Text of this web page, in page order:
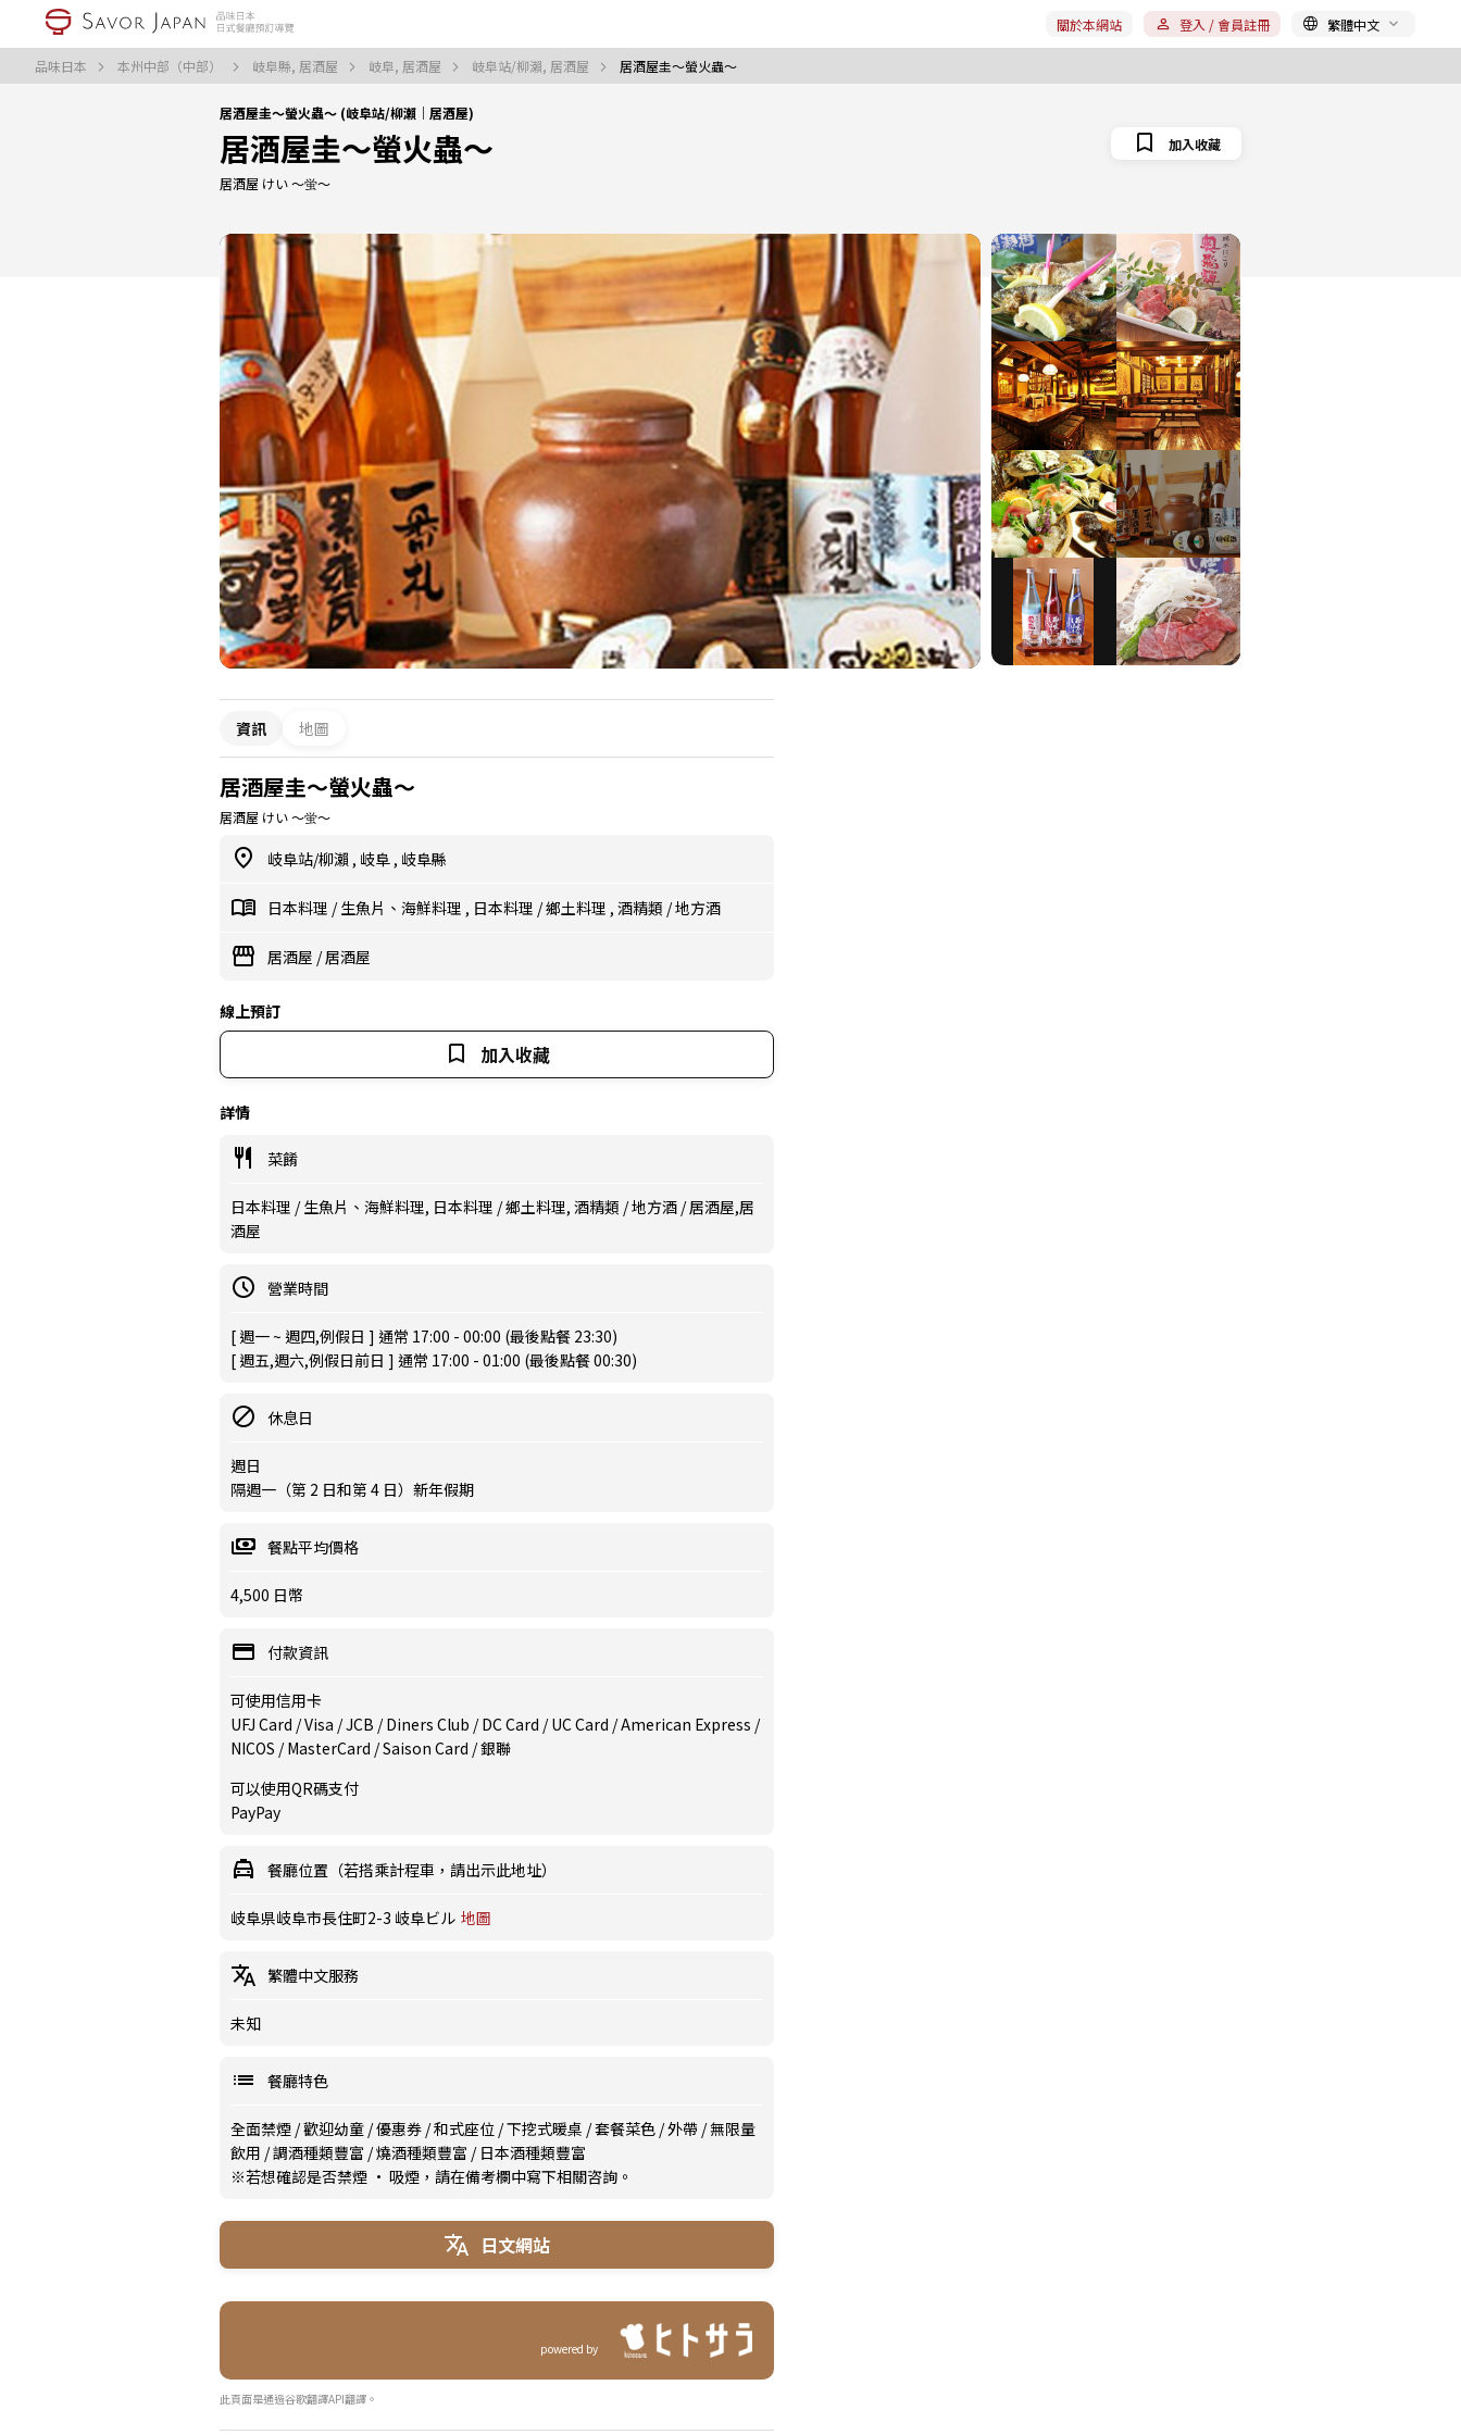
品味日本 本州中部（中部） 岐阜縣, 居酒屋 岐阜, 居酒屋 岐阜站/柳瀨, 居酒屋 居酒屋圭〜螢火蟲〜
關於本網站 登入 / 會員註冊 繁體中文
居酒屋圭〜螢火蟲〜 (岐阜站/柳瀨｜居酒屋)
居酒屋圭〜螢火蟲〜
居酒屋 けい ～蛍～
加入收藏
資訊 地圖
居酒屋圭〜螢火蟲〜
居酒屋 けい ～蛍～
岐阜站/柳瀨 , 岐阜 , 岐阜縣
日本料理 /生魚片、海鮮料理 , 日本料理 /鄉土料理 , 酒精類 /地方酒
居酒屋 /居酒屋
線上預訂
加入收藏
詳情
菜餚
日本料理 / 生魚片、海鮮料理, 日本料理 / 鄉土料理, 酒精類 / 地方酒 / 居酒屋,居
酒屋
營業時間
[ 週一 ~ 週四,例假日 ] 通常 17:00 - 00:00 (最後點餐 23:30)
[ 週五,週六,例假日前日 ] 通常 17:00 - 01:00 (最後點餐 00:30)
休息日
週日
隔週一（第 2 日和第 4 日）新年假期
餐點平均價格
4,500 日幣
付款資訊
可使用信用卡
UFJ Card / Visa / JCB / Diners Club / DC Card / UC Card / American Express /
NICOS / MasterCard / Saison Card / 銀聯
可以使用QR碼支付
PayPay
餐廳位置（若搭乘計程車，請出示此地址）
岐阜県岐阜市長住町2-3 岐阜ビル 地圖
繁體中文服務
未知
餐廳特色
全面禁煙 /歡迎幼童 /優惠券 /和式座位 /下挖式暖桌 /套餐菜色 /外帶 /無限量
飲用 /調酒種類豐富 /燒酒種類豐富 / 日本酒種類豐富
※若想確認是否禁煙 · 吸煙，請在備考欄中寫下相關咨詢。
日文網站
powered by
此頁面是通過谷歌翻譯API翻譯。